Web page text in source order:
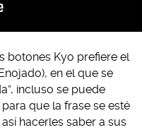
botones Kyo prefiere el
en el que se
incluso se puede
que la frase se esté
hacerles saber a sus